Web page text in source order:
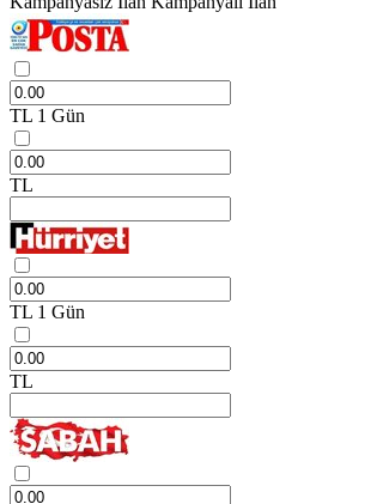
TL 1 Gün
TL
TL 1 Gün
TL